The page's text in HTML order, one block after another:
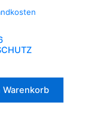
Warenkorb